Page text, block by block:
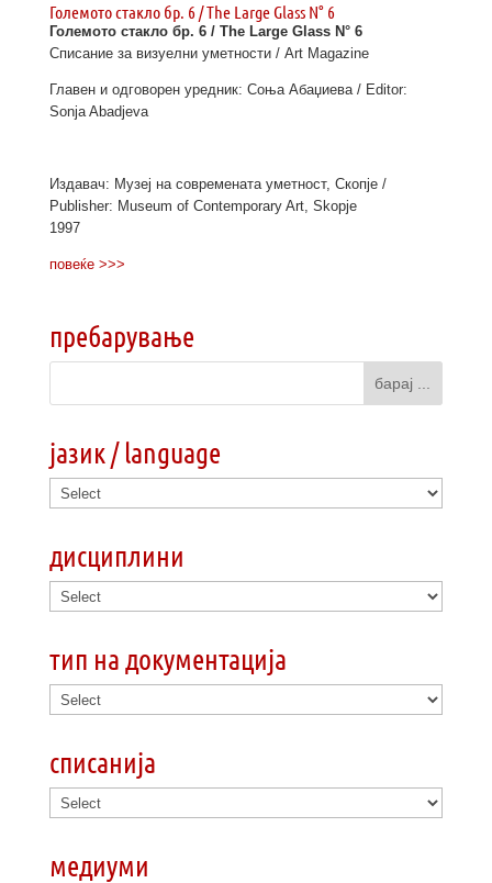
Големото стакло бр. 6 / The Large Glass N° 6
Големото стакло бр. 6 / The Large Glass N° 6
Списание за визуелни уметности / Art Magazine
Главен и одговорен уредник: Соња Абаџиева / Editor:
Sonja Abadjeva
Издавач: Музеј на современата уметност, Скопје /
Publisher: Museum of Contemporary Art, Skopje
1997
повеќе >>>
пребарување
јазик / language
дисциплини
тип на документација
списанија
медиуми